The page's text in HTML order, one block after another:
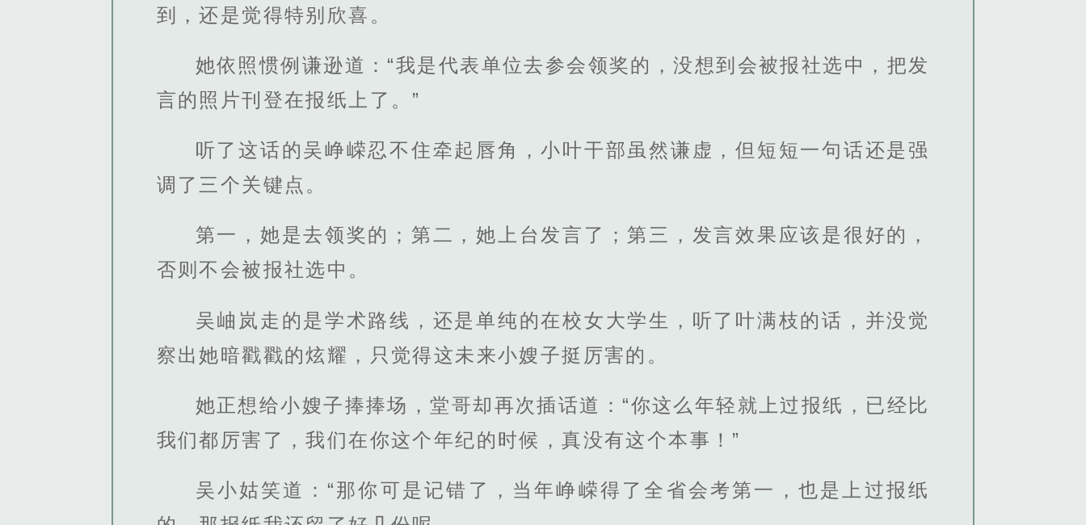
到，还是觉得特别欣喜。
她依照惯例谦逊道：“我是代表单位去参会领奖的，没想到会被报社选中，把发
言的照片刊登在报纸上了。”
听了这话的吴峥嵘忍不住牵起唇角，小叶干部虽然谦虚，但短短一句话还是强
调了三个关键点。
第一，她是去领奖的；第二，她上台发言了；第三，发言效果应该是很好的，
否则不会被报社选中。
吴岫岚走的是学术路线，还是单纯的在校女大学生，听了叶满枝的话，并没觉
察出她暗戳戳的炫耀，只觉得这未来小嫂子挺厉害的。
她正想给小嫂子捧捧场，堂哥却再次插话道：“你这么年轻就上过报纸，已经比
我们都厉害了，我们在你这个年纪的时候，真没有这个本事！”
吴小姑笑道：“那你可是记错了，当年峥嵘得了全省会考第一，也是上过报纸